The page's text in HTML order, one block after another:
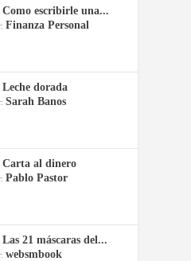
Como escribirle una...
Finanza Personal
Leche dorada
Sarah Banos
Carta al dinero
Pablo Pastor
Las 21 máscaras del...
websmbook